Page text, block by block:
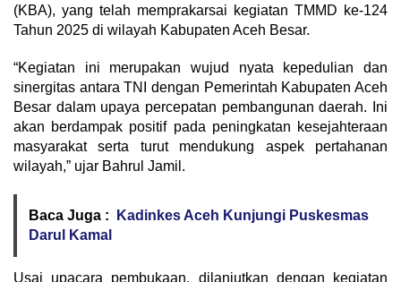
(KBA), yang telah memprakarsai kegiatan TMMD ke-124
Tahun 2025 di wilayah Kabupaten Aceh Besar.
“Kegiatan ini merupakan wujud nyata kepedulian dan
sinergitas antara TNI dengan Pemerintah Kabupaten Aceh
Besar dalam upaya percepatan pembangunan daerah. Ini
akan berdampak positif pada peningkatan kesejahteraan
masyarakat serta turut mendukung aspek pertahanan
wilayah,” ujar Bahrul Jamil.
Baca Juga :
Kadinkes Aceh Kunjungi Puskesmas
Darul Kamal
Usai upacara pembukaan, dilanjutkan dengan kegiatan